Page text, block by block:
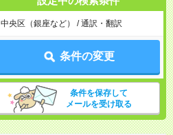
中央区（銀座など） / 通訳・翻訳
条件の変更
条件を保存して
メールを受け取る